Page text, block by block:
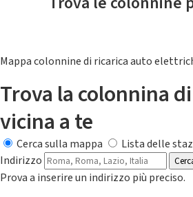
Mappa colonnine di ricarica auto
Trova la colonnina
vicina a te
Cerca sulla mappa
Lista delle
Indirizzo
Prova a inserire un indirizzo più preciso.